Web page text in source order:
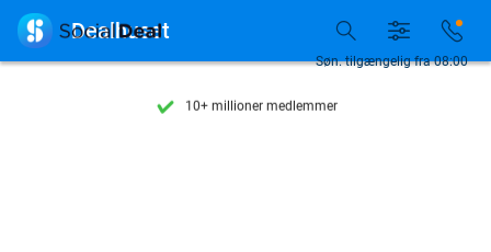
Tilgængelig 7 dage om ugen
10+ millioner medlemmer
Søn. tilgængelig fra 08:00
 Dealhuset